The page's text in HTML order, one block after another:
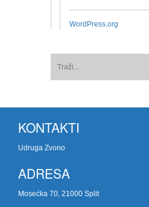
WordPress.org
KONTAKTI
Udruga Zvono
ADRESA
Mosećka 70, 21000 Split